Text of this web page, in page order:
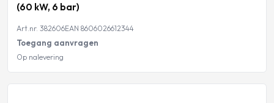
(60 kW, 6 bar)
Art.nr. 382606EAN 8606026612344
Toegang aanvragen
Op nalevering